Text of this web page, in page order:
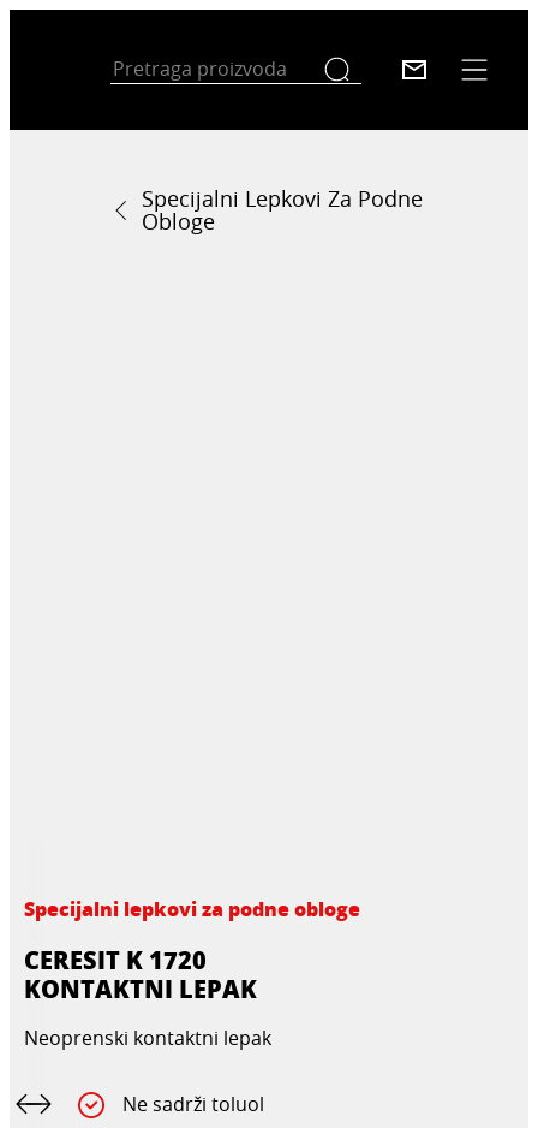
Specijalni Lepkovi Za Podne
Obloge
Specijalni lepkovi za podne obloge
CERESIT K 1720
KONTAKTNI LEPAK
Neoprenski kontaktni lepak
Ne sadrži toluol